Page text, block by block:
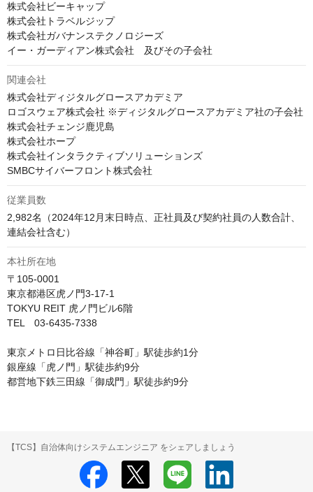
株式会社ビーキャップ
株式会社トラベルジップ
株式会社ガバナンステクノロジーズ
イー・ガーディアン株式会社　及びその子会社
関連会社
株式会社ディジタルグロースアカデミア
ロゴスウェア株式会社 ※ディジタルグロースアカデミア社の子会社
株式会社チェンジ鹿児島
株式会社ホープ
株式会社インタラクティブソリューションズ
SMBCサイバーフロント株式会社
従業員数
2,982名（2024年12月末日時点、正社員及び契約社員の人数合計、
連結会社含む）
本社所在地
〒105-0001
東京都港区虎ノ門3-17-1
TOKYU REIT 虎ノ門ビル6階
TEL　03-6435-7338
東京メトロ日比谷線「神谷町」駅徒歩約1分
銀座線「虎ノ門」駅徒歩約9分
都営地下鉄三田線「御成門」駅徒歩約9分
【TCS】自治体向けシステムエンジニア をシェアしましょう